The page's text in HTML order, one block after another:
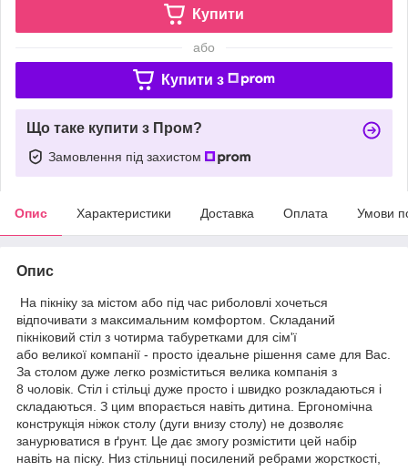
Купити
або
Купити з
Що таке купити з Пром?
Замовлення під захистом
Опис Характеристики Доставка Оплата Умови
Опис
На пікніку за містом або під час риболовлі хочеться
відпочивати з максимальним комфортом. Складаний
пікніковий стіл з чотирма табуретками для сім'ї
або великої компанії - просто ідеальне рішення саме для Вас.
За столом дуже легко розміститься велика компанія з
8 чоловік. Стіл і стільці дуже просто і швидко розкладаються і
складаються. З цим впорається навіть дитина. Ергономічна
конструкція ніжок столу (дуги внизу столу) не дозволяє
занурюватися в ґрунт. Це дає змогу розмістити цей набір
навіть на піску. Низ стільниці посилений ребрами жорсткості,